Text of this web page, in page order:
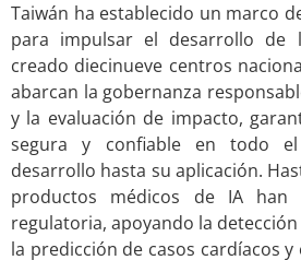
Taiwán ha establecido un marco
para impulsar el desarrollo de
creado diecinueve centros
abarcan la gobernanza
y la evaluación de impacto,
segura y confiable en todo
desarrollo hasta su aplicación.
productos médicos de IA han
regulatoria, apoyando la
la predicción de casos cardíacos